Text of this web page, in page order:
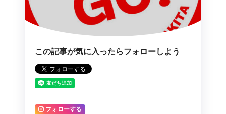
この記事が気に入ったらフォローしよう
フォローする